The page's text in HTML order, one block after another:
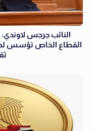
النائب جرجس
القطاع الخاص تؤسس